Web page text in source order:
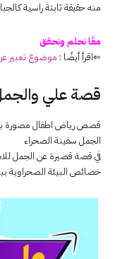
منه حقيقة ثابتة راسية
معًا نحلم ونحقق
⇐اقرأ أيضًا : موضوع تعبير
قصة علي
قصص رياض اطفال مصورة
الجمل سفينة الصحراء
في قصة قصيرة عن الجمل
خصائص البيئة الصحراوية